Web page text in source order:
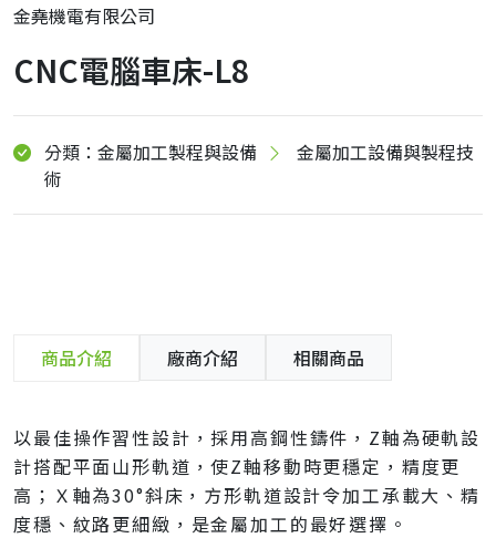
金堯機電有限公司
CNC電腦車床-L8
分類：金屬加工製程與設備
金屬加工設備與製程技
術
商品介紹 廠商介紹 相關商品
以最佳操作習性設計，採用高鋼性鑄件，Z軸為硬軌設
計搭配平面山形軌道，使Z軸移動時更穩定，精度更
高；Ｘ軸為30°斜床，方形軌道設計令加工承載大、精
度穩、紋路更細緻，是金屬加工的最好選擇。